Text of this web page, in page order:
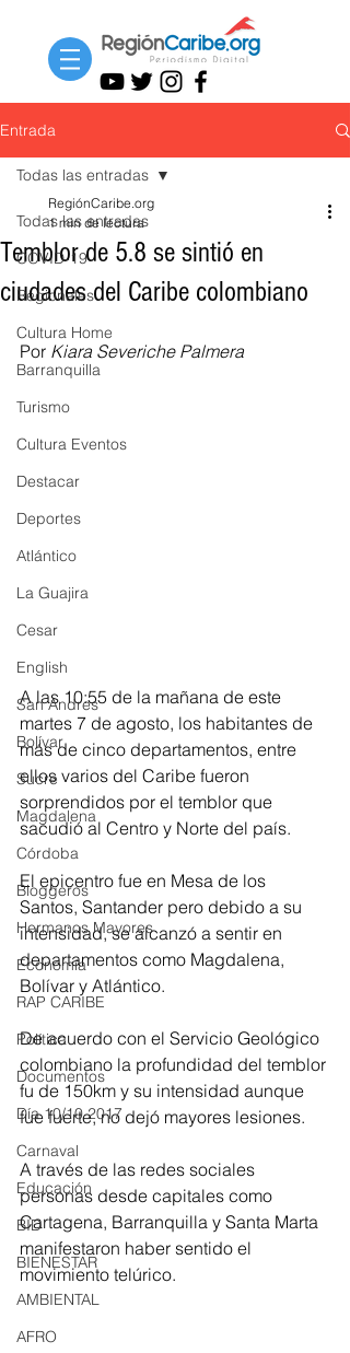
Entrada
Todas las entradas
COVID-19
Regionales
Cultura Home
Barranquilla
Turismo
Cultura Eventos
Destacar
Deportes
Atlántico
La Guajira
Cesar
English
San Andres
Bolívar
Sucre
Magdalena
Córdoba
Bloggeros
Hermanos Mayores
Economía
RAP CARIBE
Política
Documentos
Día 10/10 2017
Carnaval
Educación
BID
BIENESTAR
AMBIENTAL
AFRO
Todas las entradas
Temblor de 5.8 se sintió en
ciudades del Caribe colombiano
RegiónCaribe.org
1 min de lectura
Por Kiara Severiche Palmera
A las 10:55 de la mañana de este
martes 7 de agosto, los habitantes de
más de cinco departamentos, entre
ellos varios del Caribe fueron
sorprendidos por el temblor que
sacudió al Centro y Norte del país.
El epicentro fue en Mesa de los
Santos, Santander pero debido a su
intensidad, se alcanzó a sentir en
departamentos como Magdalena,
Bolívar y Atlántico.
De acuerdo con el Servicio Geológico
colombiano la profundidad del temblor
fu de 150km y su intensidad aunque
fue fuerte, no dejó mayores lesiones.
A través de las redes sociales
personas desde capitales como
Cartagena, Barranquilla y Santa Marta
manifestaron haber sentido el
movimiento telúrico.